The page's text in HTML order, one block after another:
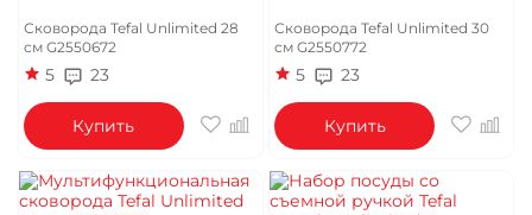
Сковорода Tefal Unlimited 28
см G2550672
5 23
Купить
Сковорода Tefal Unlimited 30
см G2550772
5 23
Купить